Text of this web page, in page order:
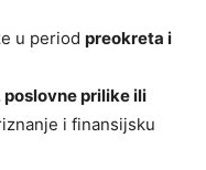
u period preokreta i
prilike ili
i finansijsku